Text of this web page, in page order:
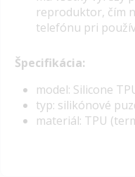
reproduktor, čím
telefónu pri
Špecifikácia:
model: Silicone
typ: silikónové
materiál: TPU